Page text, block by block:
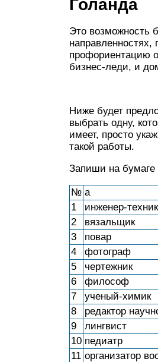
Голанда
Это возможность
профориентацию
бизнес-леди, и
Ниже будет
выбрать одну,
имеет, просто
такой работы.
Запиши на бумаге
№ а
1
инженер-техник
2
вязальщик
3
повар
4
фотограф
5
чертежник
6
философ
7
ученый-химик
8
редактор
9
лингвист
10 педиатр
11 организатор